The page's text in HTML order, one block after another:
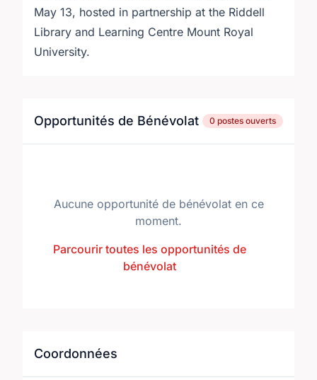
May 13, hosted in partnership at the Riddell
Library and Learning Centre Mount Royal
University.
Opportunités de Bénévolat 0 postes ouverts
Aucune opportunité de bénévolat en ce
moment.
Parcourir toutes les opportunités de
bénévolat
Coordonnées